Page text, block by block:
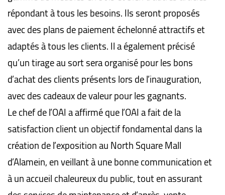
répondant à tous les besoins. Ils seront proposés
avec des plans de paiement échelonné attractifs et
adaptés à tous les clients. Il a également précisé
qu’un tirage au sort sera organisé pour les bons
d’achat des clients présents lors de l’inauguration,
avec des cadeaux de valeur pour les gagnants.
Le chef de l’OAI a affirmé que l’OAI a fait de la
satisfaction client un objectif fondamental dans la
création de l’exposition au North Square Mall
d’Alamein, en veillant à une bonne communication et
à un accueil chaleureux du public, tout en assurant